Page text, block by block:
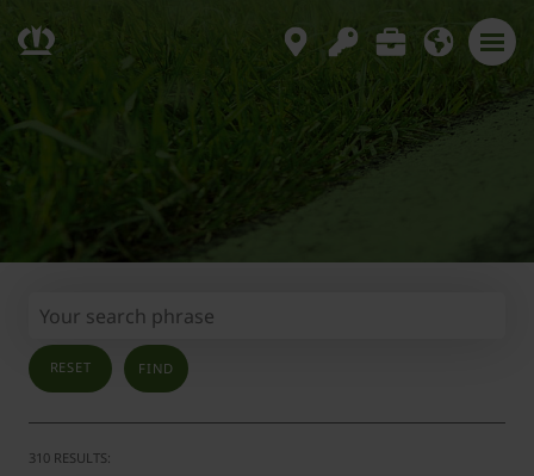
RESET
310 RESULTS: